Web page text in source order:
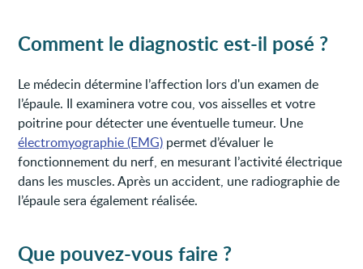
Comment le diagnostic est-il posé ?
Le médecin détermine l’affection lors d'un examen de
l’épaule. Il examinera votre cou, vos aisselles et votre
poitrine pour détecter une éventuelle tumeur. Une
électromyographie (EMG) permet d’évaluer le
fonctionnement du nerf, en mesurant l’activité électrique
dans les muscles. Après un accident, une radiographie de
l’épaule sera également réalisée.
Que pouvez-vous faire ?